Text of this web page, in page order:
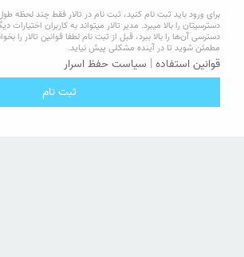
برای ورود باید ثبت نام کنید، ثبت نام در تالار فقط چند
دسترسیتان را بالا میبرد. مدیر تالار میتواند به کاربران
دسترسی آن‌ها را بالا ببرد، قبل از ثبت نام لطفا قوانین تالار را
مطمئن شوید تا در آینده مشکلی پیش نیاید.
قوانین استفاده | سیاست حفظ اسرار
ثبت نام